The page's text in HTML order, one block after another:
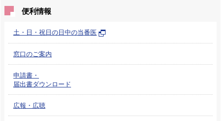
便利情報
土・日・祝日の日中の当番医
窓口のご案内
申請書・
届出書ダウンロード
広報・広聴